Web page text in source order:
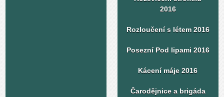
2016
Rozloučení s létem 2016
Posezní Pod lipami 2016
Kácení máje 2016
Čarodějnice a brigáda